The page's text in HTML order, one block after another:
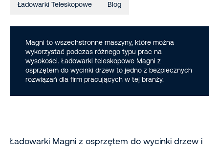
Ładowarki Teleskopowe Blog
Magni to wszechstronne maszyny, które można
wykorzystać podczas różnego typu prac na
wysokości. Ładowarki teleskopowe Magni z
osprzętem do wycinki drzew to jedno z bezpiecznych
rozwiązań dla firm pracujących w tej branży.
Ładowarki Magni z osprzętem do wycinki drzew i